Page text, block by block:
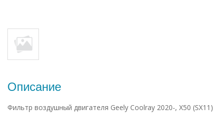
Описание
Фильтр воздушный двигателя Geely Coolray 2020-, X50 (SX11)